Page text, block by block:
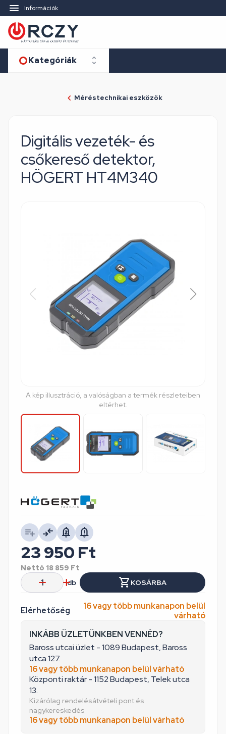
Információk
Kategóriák
Méréstechnikai eszközök
Digitális vezeték- és
csőkereső detektor,
HÖGERT HT4M340
A kép illusztráció, a valóságban a termék részleteiben
eltérhet.
Elérhetőség
16 vagy több munkanapon belül
várható
INKÁBB ÜZLETÜNKBEN VENNÉD?
Baross utcai üzlet - 1089 Budapest, Baross
utca 127.
16 vagy több munkanapon belül várható
Központi raktár - 1152 Budapest, Telek utca
13.
Kizárólag rendelésátvételi pont és
nagykereskedés
16 vagy több munkanapon belül várható
23 950 Ft
Nettó 18 859 Ft
db
KOSÁRBA